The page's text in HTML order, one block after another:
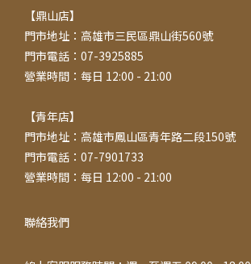
【鼎山店】
門市地址：高雄市三民區鼎山街560號
門市電話：07-3925885
營業時間：每日 12:00 - 21:00
【青年店】
門市地址：高雄市鳳山區青年路二段150號
門市電話：07-7901733
營業時間：每日 12:00 - 21:00
聯絡我們